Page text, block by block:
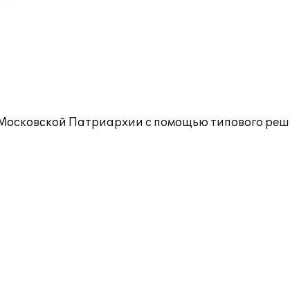
Патриархии с помощью типового